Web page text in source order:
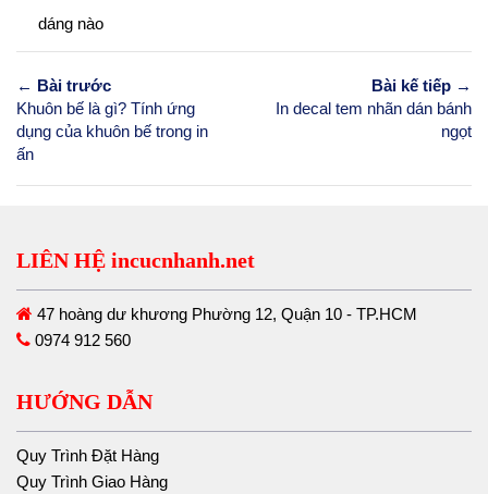
dáng nào
← Bài trước
Khuôn bế là gì? Tính ứng
dụng của khuôn bế trong in
ấn
Bài kế tiếp →
In decal tem nhãn dán bánh
ngọt
LIÊN HỆ incucnhanh.net
47 hoàng dư khương Phường 12, Quận 10 - TP.HCM
0974 912 560
HƯỚNG DẪN
Quy Trình Đặt Hàng
Quy Trình Giao Hàng